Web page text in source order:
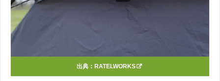
出典： RATELWORKS